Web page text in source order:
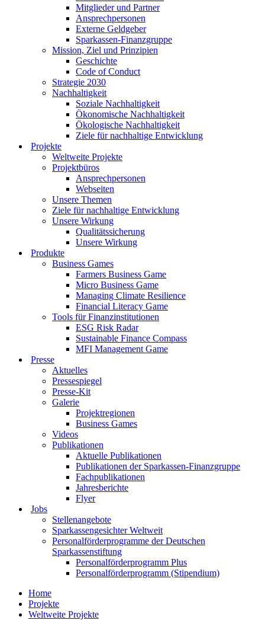
Mitglieder und Partner
Ansprechpersonen
Externe Geldgeber
Sparkassen-Finanzgruppe
Mission, Ziel und Prinzipien
Geschichte
Code of Conduct
Strategie 2030
Nachhaltigkeit
Soziale Nachhaltigkeit
Ökonomische Nachhaltigkeit
Ökologische Nachhaltigkeit
Ziele für nachhaltige Entwicklung
Projekte
Weltweite Projekte
Projektbüros
Ansprechpersonen
Webseiten
Unsere Themen
Ziele für nachhaltige Entwicklung
Unsere Wirkung
Qualitätssicherung
Unsere Wirkung
Produkte
Business Games
Farmers Business Game
Micro Business Game
Managing Climate Resilience
Financial Literacy Game
Tools für Finanzinstitutionen
ESG Risk Radar
Sustainable Finance Compass
MFI Management Game
Presse
Aktuelles
Pressespiegel
Presse-Kit
Galerie
Projektregionen
Business Games
Videos
Publikationen
Aktuelle Publikationen
Publikationen der Sparkassen-Finanzgruppe
Fachpublikationen
Jahresberichte
Flyer
Jobs
Stellenangebote
Sparkassengesichter Weltweit
Personalförderprogramme der Deutschen
Sparkassenstiftung
Personalförderprogramm Plus
Personalförderprogramm (Stipendium)
Home
Projekte
Weltweite Projekte